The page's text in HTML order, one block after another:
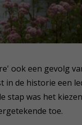
ook een gevolg
in de historie een
stap was het
toe.